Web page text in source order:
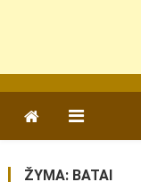
ŽYMA: BATAI